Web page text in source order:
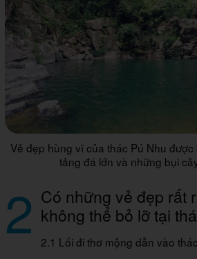
Vẻ đẹp hùng vĩ của thác Pú Nhu
tảng đá lớn và những bụi
2 Có những vẻ đẹp rất
không thể bỏ lỡ tại
2.1 Lối đi thơ mộng dẫn vào